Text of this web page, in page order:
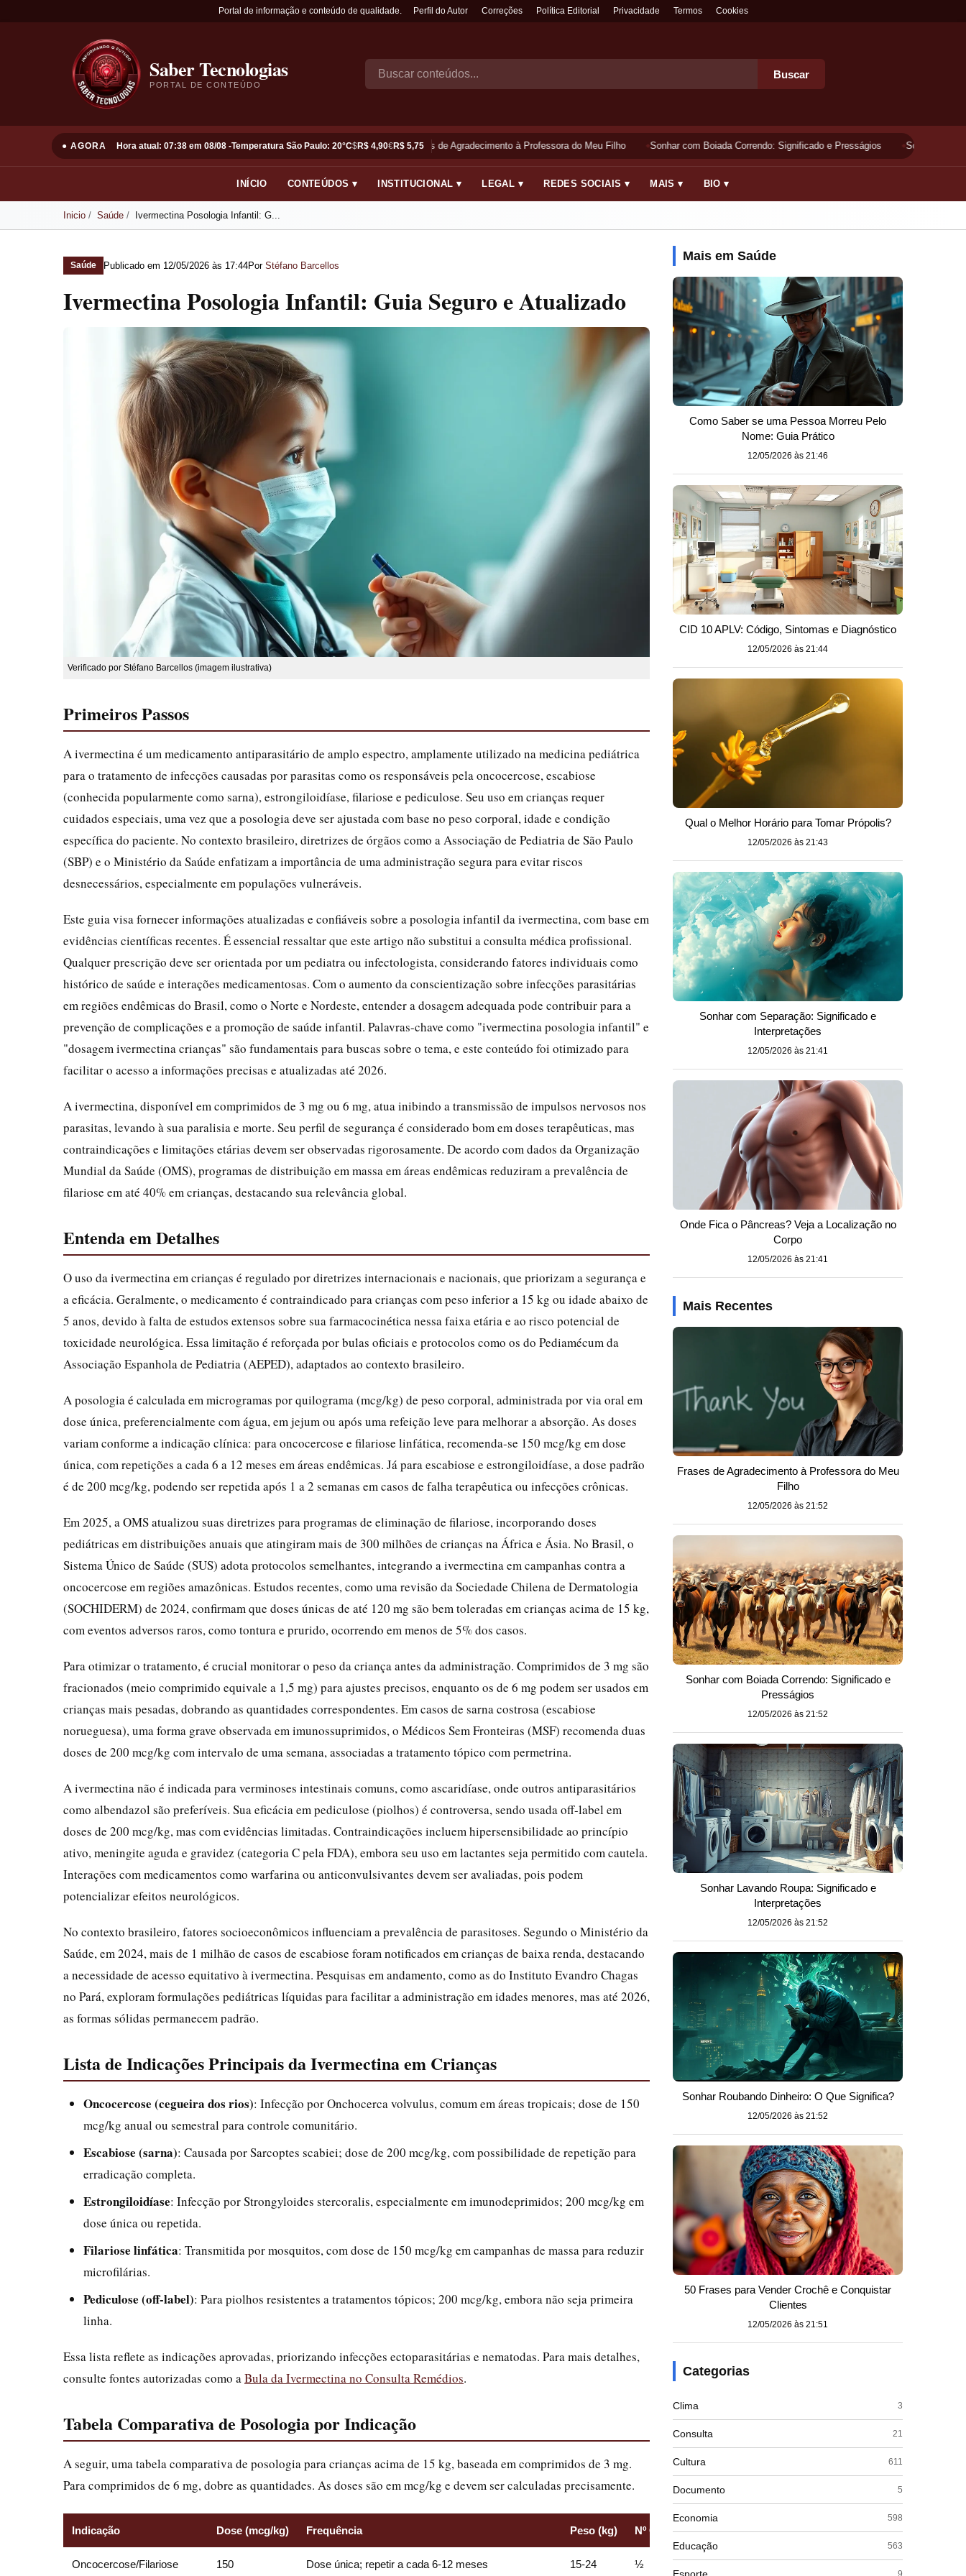
Portal de informação e conteúdo de qualidade. Perfil do Autor Correções Política Editorial Privacidade Termos Cookies
Saber Tecnologias
PORTAL DE CONTEÚDO
Buscar
● AGORA Hora atual: 07:38 em 08/08 -Temperatura São Paulo: 20°C$R$ 4,90€R$ 5,75
Frases de Agradecimento à Professora do Meu Filho Sonhar com Boiada Correndo: Significado e Presságios Sonhar
INÍCIO CONTEÚDOS ▾ INSTITUCIONAL ▾ LEGAL ▾ REDES SOCIAIS ▾ MAIS ▾ BIO ▾
Inicio Saúde Ivermectina Posologia Infantil: G...
Saúde Publicado em 12/05/2026 às 17:44Por Stéfano Barcellos
Ivermectina Posologia Infantil: Guia Seguro e Atualizado
Verificado por Stéfano Barcellos (imagem ilustrativa)
Primeiros Passos
A ivermectina é um medicamento antiparasitário de amplo espectro, amplamente utilizado na medicina pediátrica
para o tratamento de infecções causadas por parasitas como os responsáveis pela oncocercose, escabiose
(conhecida popularmente como sarna), estrongiloidíase, filariose e pediculose. Seu uso em crianças requer
cuidados especiais, uma vez que a posologia deve ser ajustada com base no peso corporal, idade e condição
específica do paciente. No contexto brasileiro, diretrizes de órgãos como a Associação de Pediatria de São Paulo
(SBP) e o Ministério da Saúde enfatizam a importância de uma administração segura para evitar riscos
desnecessários, especialmente em populações vulneráveis.
Este guia visa fornecer informações atualizadas e confiáveis sobre a posologia infantil da ivermectina, com base em
evidências científicas recentes. É essencial ressaltar que este artigo não substitui a consulta médica profissional.
Qualquer prescrição deve ser orientada por um pediatra ou infectologista, considerando fatores individuais como
histórico de saúde e interações medicamentosas. Com o aumento da conscientização sobre infecções parasitárias
em regiões endêmicas do Brasil, como o Norte e Nordeste, entender a dosagem adequada pode contribuir para a
prevenção de complicações e a promoção de saúde infantil. Palavras-chave como "ivermectina posologia infantil" e
"dosagem ivermectina crianças" são fundamentais para buscas sobre o tema, e este conteúdo foi otimizado para
facilitar o acesso a informações precisas e atualizadas até 2026.
A ivermectina, disponível em comprimidos de 3 mg ou 6 mg, atua inibindo a transmissão de impulsos nervosos nos
parasitas, levando à sua paralisia e morte. Seu perfil de segurança é considerado bom em doses terapêuticas, mas
contraindicações e limitações etárias devem ser observadas rigorosamente. De acordo com dados da Organização
Mundial da Saúde (OMS), programas de distribuição em massa em áreas endêmicas reduziram a prevalência de
filariose em até 40% em crianças, destacando sua relevância global.
Entenda em Detalhes
O uso da ivermectina em crianças é regulado por diretrizes internacionais e nacionais, que priorizam a segurança e
a eficácia. Geralmente, o medicamento é contraindicado para crianças com peso inferior a 15 kg ou idade abaixo de
5 anos, devido à falta de estudos extensos sobre sua farmacocinética nessa faixa etária e ao risco potencial de
toxicidade neurológica. Essa limitação é reforçada por bulas oficiais e protocolos como os do Pediamécum da
Associação Espanhola de Pediatria (AEPED), adaptados ao contexto brasileiro.
A posologia é calculada em microgramas por quilograma (mcg/kg) de peso corporal, administrada por via oral em
dose única, preferencialmente com água, em jejum ou após uma refeição leve para melhorar a absorção. As doses
variam conforme a indicação clínica: para oncocercose e filariose linfática, recomenda-se 150 mcg/kg em dose
única, com repetições a cada 6 a 12 meses em áreas endêmicas. Já para escabiose e estrongiloidíase, a dose padrão
é de 200 mcg/kg, podendo ser repetida após 1 a 2 semanas em casos de falha terapêutica ou infecções crônicas.
Em 2025, a OMS atualizou suas diretrizes para programas de eliminação de filariose, incorporando doses
pediátricas em distribuições anuais que atingiram mais de 300 milhões de crianças na África e Ásia. No Brasil, o
Sistema Único de Saúde (SUS) adota protocolos semelhantes, integrando a ivermectina em campanhas contra a
oncocercose em regiões amazônicas. Estudos recentes, como uma revisão da Sociedade Chilena de Dermatologia
(SOCHIDERM) de 2024, confirmam que doses únicas de até 120 mg são bem toleradas em crianças acima de 15 kg,
com eventos adversos raros, como tontura e prurido, ocorrendo em menos de 5% dos casos.
Para otimizar o tratamento, é crucial monitorar o peso da criança antes da administração. Comprimidos de 3 mg são
fracionados (meio comprimido equivale a 1,5 mg) para ajustes precisos, enquanto os de 6 mg podem ser usados em
crianças mais pesadas, dobrando as quantidades correspondentes. Em casos de sarna costrosa (escabiose
norueguesa), uma forma grave observada em imunossuprimidos, o Médicos Sem Fronteiras (MSF) recomenda duas
doses de 200 mcg/kg com intervalo de uma semana, associadas a tratamento tópico com permetrina.
A ivermectina não é indicada para verminoses intestinais comuns, como ascaridíase, onde outros antiparasitários
como albendazol são preferíveis. Sua eficácia em pediculose (piolhos) é controversa, sendo usada off-label em
doses de 200 mcg/kg, mas com evidências limitadas. Contraindicações incluem hipersensibilidade ao princípio
ativo, meningite aguda e gravidez (categoria C pela FDA), embora seu uso em lactantes seja permitido com cautela.
Interações com medicamentos como warfarina ou anticonvulsivantes devem ser avaliadas, pois podem
potencializar efeitos neurológicos.
No contexto brasileiro, fatores socioeconômicos influenciam a prevalência de parasitoses. Segundo o Ministério da
Saúde, em 2024, mais de 1 milhão de casos de escabiose foram notificados em crianças de baixa renda, destacando
a necessidade de acesso equitativo à ivermectina. Pesquisas em andamento, como as do Instituto Evandro Chagas
no Pará, exploram formulações pediátricas líquidas para facilitar a administração em idades menores, mas até 2026,
as formas sólidas permanecem padrão.
Lista de Indicações Principais da Ivermectina em Crianças
Oncocercose (cegueira dos rios): Infecção por Onchocerca volvulus, comum em áreas tropicais; dose de 150
mcg/kg anual ou semestral para controle comunitário.
Escabiose (sarna): Causada por Sarcoptes scabiei; dose de 200 mcg/kg, com possibilidade de repetição para
erradicação completa.
Estrongiloidíase: Infecção por Strongyloides stercoralis, especialmente em imunodeprimidos; 200 mcg/kg em
dose única ou repetida.
Filariose linfática: Transmitida por mosquitos, com dose de 150 mcg/kg em campanhas de massa para reduzir
microfilárias.
Pediculose (off-label): Para piolhos resistentes a tratamentos tópicos; 200 mcg/kg, embora não seja primeira
linha.
Essa lista reflete as indicações aprovadas, priorizando infecções ectoparasitárias e nematodas. Para mais detalhes,
consulte fontes autorizadas como aBula da Ivermectina no Consulta Remédios.
Tabela Comparativa de Posologia por Indicação
A seguir, uma tabela comparativa de posologia para crianças acima de 15 kg, baseada em comprimidos de 3 mg.
Para comprimidos de 6 mg, dobre as quantidades. As doses são em mcg/kg e devem ser calculadas precisamente.
Indicação Dose (mcg/kg) Frequência Peso (kg) Nº Comprimidos (3 mg)
Oncocercose/Filariose 150 Dose única; repetir a cada 6-12 meses 15-24 ½
Mais em Saúde
Como Saber se uma Pessoa Morreu Pelo
Nome: Guia Prático
12/05/2026 às 21:46
CID 10 APLV: Código, Sintomas e Diagnóstico
12/05/2026 às 21:44
Qual o Melhor Horário para Tomar Própolis?
12/05/2026 às 21:43
Sonhar com Separação: Significado e
Interpretações
12/05/2026 às 21:41
Onde Fica o Pâncreas? Veja a Localização no
Corpo
12/05/2026 às 21:41
Mais Recentes
Frases de Agradecimento à Professora do Meu
Filho
12/05/2026 às 21:52
Sonhar com Boiada Correndo: Significado e
Presságios
12/05/2026 às 21:52
Sonhar Lavando Roupa: Significado e
Interpretações
12/05/2026 às 21:52
Sonhar Roubando Dinheiro: O Que Significa?
12/05/2026 às 21:52
50 Frases para Vender Crochê e Conquistar
Clientes
12/05/2026 às 21:51
Categorias
Clima 3
Consulta 21
Cultura 611
Documento 5
Economia 598
Educação 563
9